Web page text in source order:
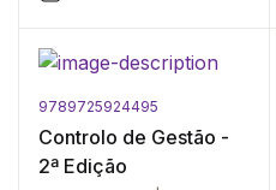
9789725924495
Controlo de Gestão -
2ª Edição